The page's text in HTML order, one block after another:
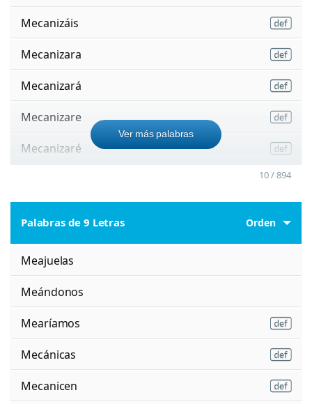
Mecanizáis
Mecanizara
Mecanizará
Mecanizare
Mecanizaré
Ver más palabras
10 / 894
Palabras de 9 Letras Orden
Meajuelas
Meándonos
Mearíamos
Mecánicas
Mecanicen